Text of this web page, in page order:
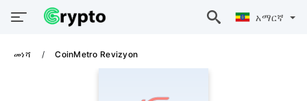
አማርኛ
መነሻ CoinMetro Revizyon